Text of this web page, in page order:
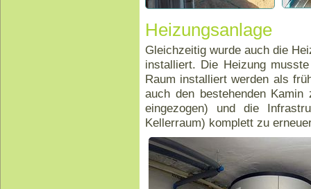
Heizungsanlage
Gleichzeitig wurde auch die
installiert. Die Heizung
Raum installiert werden als
auch den bestehenden
eingezogen) und die
Kellerraum) komplett zu